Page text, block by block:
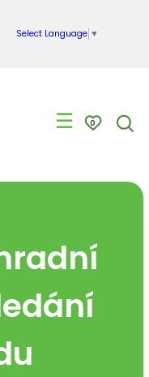
Select Language ▼
☰ 0